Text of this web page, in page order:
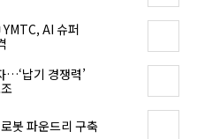
AI 슈퍼
…‘납기 경쟁력’
봇 파운드리 구축